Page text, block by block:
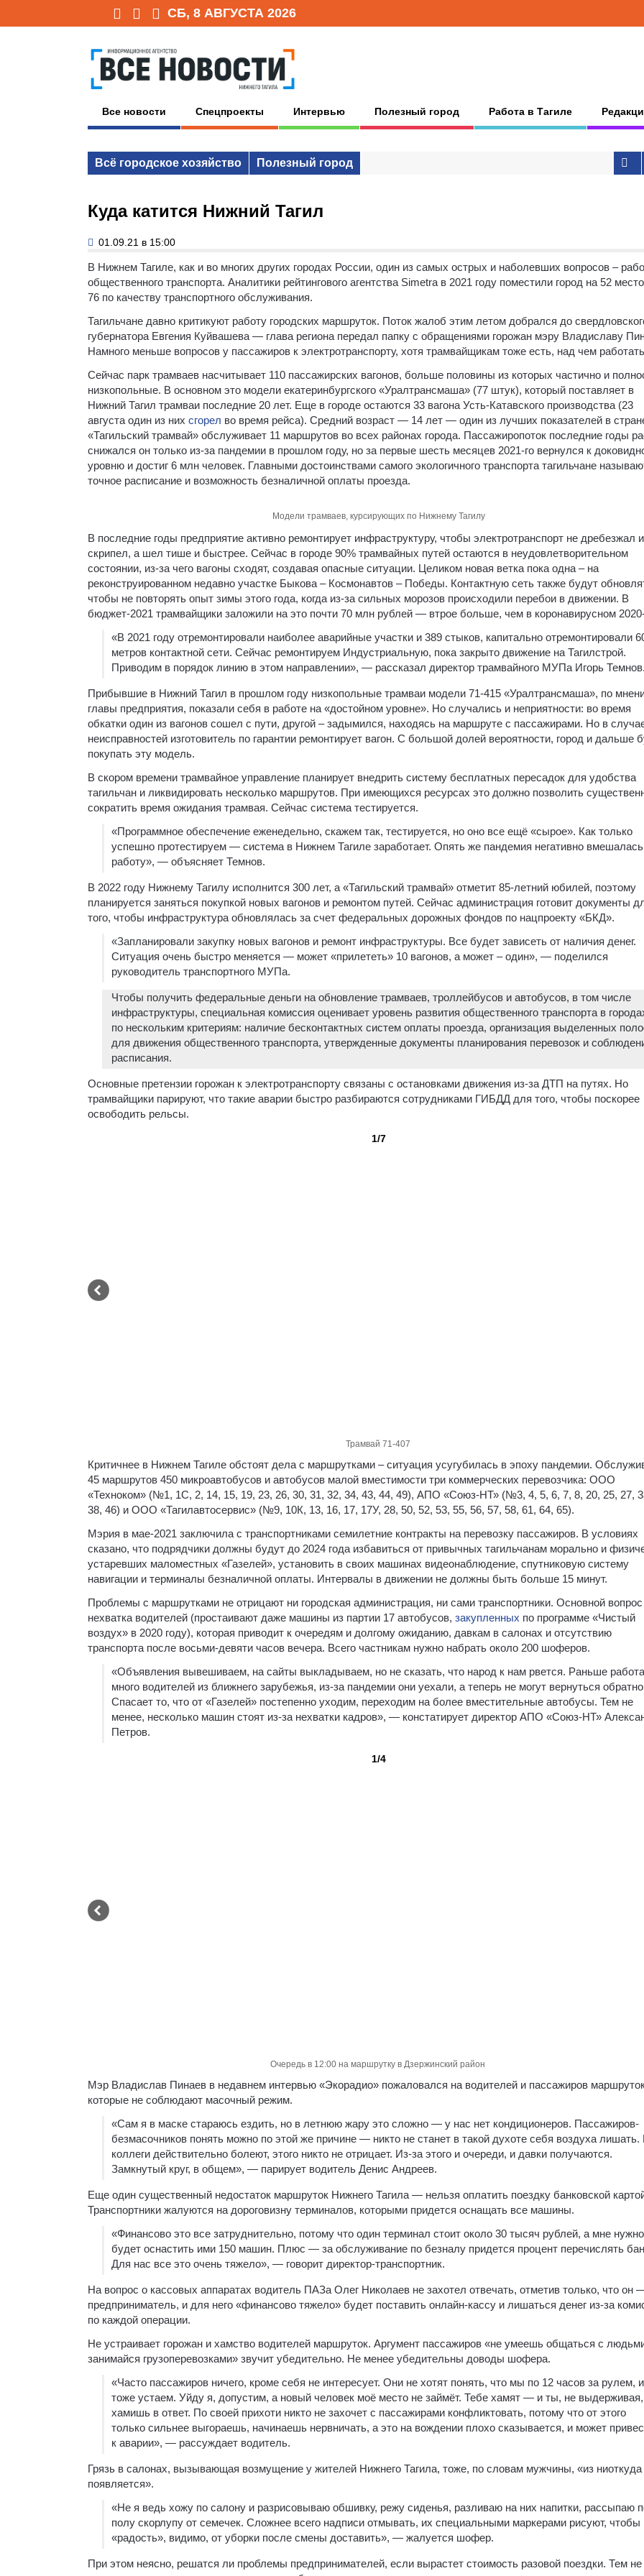
СБ, 8 АВГУСТА 2026
Все новости Спецпроекты Интервью Полезный город Работа в Тагиле
Всё городское хозяйство Полезный город
Куда катится Нижний Тагил
01.09.21 в 15:00
В Нижнем Тагиле, как и во многих других городах России, один из самых острых и наболевших вопросов –
общественного транспорта. Аналитики рейтингового агентства Simetra в 2021 году поместили город на 52
76 по качеству транспортного обслуживания.
Тагильчане давно критикуют работу городских маршруток. Поток жалоб этим летом добрался до
губернатора Евгения Куйвашева — глава региона передал папку с обращениями горожан мэру Владиславу
Намного меньше вопросов у пассажиров к электротранспорту, хотя трамвайщикам тоже есть, над чем
Сейчас парк трамваев насчитывает 110 пассажирских вагонов, больше половины из которых частично и
низкопольные. В основном это модели екатеринбургского «Уралтрансмаша» (77 штук), который поставляет в
Нижний Тагил трамваи последние 20 лет. Еще в городе остаются 33 вагона Усть-Катавского производства (23
августа один из них сгорел во время рейса). Средний возраст — 14 лет — один из лучших показателей в
«Тагильский трамвай» обслуживает 11 маршрутов во всех районах города. Пассажиропоток последние годы
снижался он только из-за пандемии в прошлом году, но за первые шесть месяцев 2021-го вернулся к
уровню и достиг 6 млн человек. Главными достоинствами самого экологичного транспорта тагильчане
точное расписание и возможность безналичной оплаты проезда.
Модели трамваев, курсирующих по Нижнему Тагилу
В последние годы предприятие активно ремонтирует инфраструктуру, чтобы электротранспорт не дребезжал
скрипел, а шел тише и быстрее. Сейчас в городе 90% трамвайных путей остаются в неудовлетворительном
состоянии, из-за чего вагоны сходят, создавая опасные ситуации. Целиком новая ветка пока одна – на
реконструированном недавно участке Быкова – Космонавтов – Победы. Контактную сеть также будут
чтобы не повторять опыт зимы этого года, когда из-за сильных морозов происходили перебои в движении. В
бюджет-2021 трамвайщики заложили на это почти 70 млн рублей — втрое больше, чем в коронавирусном
«В 2021 году отремонтировали наиболее аварийные участки и 389 стыков, капитально отремонтировали
метров контактной сети. Сейчас ремонтируем Индустриальную, пока закрыто движение на Тагилстрой.
Приводим в порядок линию в этом направлении», — рассказал директор трамвайного МУПа Игорь Темнов.
Прибывшие в Нижний Тагил в прошлом году низкопольные трамваи модели 71-415 «Уралтрансмаша», по
главы предприятия, показали себя в работе на «достойном уровне». Но случались и неприятности: во время
обкатки один из вагонов сошел с пути, другой – задымился, находясь на маршруте с пассажирами. Но в
неисправностей изготовитель по гарантии ремонтирует вагон. С большой долей вероятности, город и дальше
покупать эту модель.
В скором времени трамвайное управление планирует внедрить систему бесплатных пересадок для удобства
тагильчан и ликвидировать несколько маршрутов. При имеющихся ресурсах это должно позволить
сократить время ожидания трамвая. Сейчас система тестируется.
«Программное обеспечение еженедельно, скажем так, тестируется, но оно все ещё «сырое». Как только
успешно протестируем — система в Нижнем Тагиле заработает. Опять же пандемия негативно
работу», — объясняет Темнов.
В 2022 году Нижнему Тагилу исполнится 300 лет, а «Тагильский трамвай» отметит 85-летний юбилей, поэтому
планируется заняться покупкой новых вагонов и ремонтом путей. Сейчас администрация готовит документы
того, чтобы инфраструктура обновлялась за счет федеральных дорожных фондов по нацпроекту «БКД».
«Запланировали закупку новых вагонов и ремонт инфраструктуры. Все будет зависеть от наличия денег.
Ситуация очень быстро меняется — может «прилететь» 10 вагонов, а может – один», — поделился
руководитель транспортного МУПа.
Чтобы получить федеральные деньги на обновление трамваев, троллейбусов и автобусов, в том числе
инфраструктуры, специальная комиссия оценивает уровень развития общественного транспорта в
по нескольким критериям: наличие бесконтактных систем оплаты проезда, организация выделенных
для движения общественного транспорта, утвержденные документы планирования перевозок и
расписания.
Основные претензии горожан к электротранспорту связаны с остановками движения из-за ДТП на путях. Но
трамвайщики парируют, что такие аварии быстро разбираются сотрудниками ГИБДД для того, чтобы поскорее
освободить рельсы.
1/7
Трамвай 71-407
Критичнее в Нижнем Тагиле обстоят дела с маршрутками – ситуация усугубилась в эпоху пандемии.
45 маршрутов 450 микроавтобусов и автобусов малой вместимости три коммерческих перевозчика: ООО
«Техноком» (№1, 1С, 2, 14, 15, 19, 23, 26, 30, 31, 32, 34, 43, 44, 49), АПО «Союз-НТ» (№3, 4, 5, 6, 7, 8, 20, 25, 27,
38, 46) и ООО «Тагилавтосервис» (№9, 10К, 13, 16, 17, 17У, 28, 50, 52, 53, 55, 56, 57, 58, 61, 64, 65).
Мэрия в мае-2021 заключила с транспортниками семилетние контракты на перевозку пассажиров. В условиях
сказано, что подрядчики должны будут до 2024 года избавиться от привычных тагильчанам морально и
устаревших маломестных «Газелей», установить в своих машинах видеонаблюдение, спутниковую систему
навигации и терминалы безналичной оплаты. Интервалы в движении не должны быть больше 15 минут.
Проблемы с маршрутками не отрицают ни городская администрация, ни сами транспортники. Основной
нехватка водителей (простаивают даже машины из партии 17 автобусов, закупленных по программе «Чистый
воздух» в 2020 году), которая приводит к очередям и долгому ожиданию, давкам в салонах и отсутствию
транспорта после восьми-девяти часов вечера. Всего частникам нужно набрать около 200 шоферов.
«Объявления вывешиваем, на сайты выкладываем, но не сказать, что народ к нам рвется. Раньше
много водителей из ближнего зарубежья, из-за пандемии они уехали, а теперь не могут вернуться
Спасает то, что от «Газелей» постепенно уходим, переходим на более вместительные автобусы. Тем не
менее, несколько машин стоят из-за нехватки кадров», — констатирует директор АПО «Союз-НТ»
Петров.
1/4
Очередь в 12:00 на маршрутку в Дзержинский район
Мэр Владислав Пинаев в недавнем интервью «Экорадио» пожаловался на водителей и пассажиров
которые не соблюдают масочный режим.
«Сам я в маске стараюсь ездить, но в летнюю жару это сложно — у нас нет кондиционеров. Пассажиров-
безмасочников понять можно по этой же причине — никто не станет в такой духоте себя воздуха лишать.
коллеги действительно болеют, этого никто не отрицает. Из-за этого и очереди, и давки получаются.
Замкнутый круг, в общем», — парирует водитель Денис Андреев.
Еще один существенный недостаток маршруток Нижнего Тагила — нельзя оплатить поездку банковской
Транспортники жалуются на дороговизну терминалов, которыми придется оснащать все машины.
«Финансово это все затруднительно, потому что один терминал стоит около 30 тысяч рублей, а мне нужно
будет оснастить ими 150 машин. Плюс — за обслуживание по безналу придется процент перечислять
Для нас все это очень тяжело», — говорит директор-транспортник.
На вопрос о кассовых аппаратах водитель ПАЗа Олег Николаев не захотел отвечать, отметив только, что он
предприниматель, и для него «финансово тяжело» будет поставить онлайн-кассу и лишаться денег из-за
по каждой операции.
Не устраивает горожан и хамство водителей маршруток. Аргумент пассажиров «не умеешь общаться с
занимайся грузоперевозками» звучит убедительно. Не менее убедительны доводы шофера.
«Часто пассажиров ничего, кроме себя не интересует. Они не хотят понять, что мы по 12 часов за рулем, и
тоже устаем. Уйду я, допустим, а новый человек моё место не займёт. Тебе хамят — и ты, не выдерживая,
хамишь в ответ. По своей прихоти никто не захочет с пассажирами конфликтовать, потому что от этого
только сильнее выгораешь, начинаешь нервничать, а это на вождении плохо сказывается, и может
к аварии», — рассуждает водитель.
Грязь в салонах, вызывающая возмущение у жителей Нижнего Тагила, тоже, по словам мужчины, «из ниоткуда
появляется».
«Не я ведь хожу по салону и разрисовываю обшивку, режу сиденья, разливаю на них напитки, рассыпаю
полу скорлупу от семечек. Сложнее всего надписи отмывать, их специальными маркерами рисуют, чтобы
«радость», видимо, от уборки после смены доставить», — жалуется шофер.
При этом неясно, решатся ли проблемы предпринимателей, если вырастет стоимость разовой поездки. Тем не